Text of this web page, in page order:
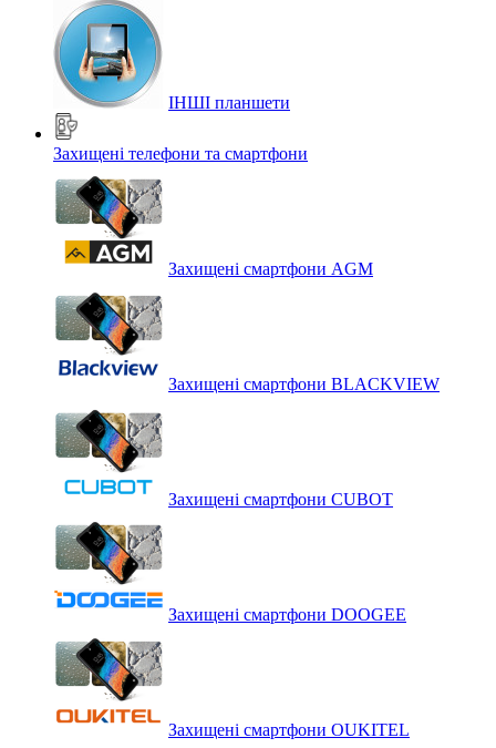
ІНШІ планшети
Захищені телефони та смартфони
Захищені смартфони AGM
Захищені смартфони BLACKVIEW
Захищені смартфони CUBOT
Захищені смартфони DOOGEE
Захищені смартфони OUKITEL